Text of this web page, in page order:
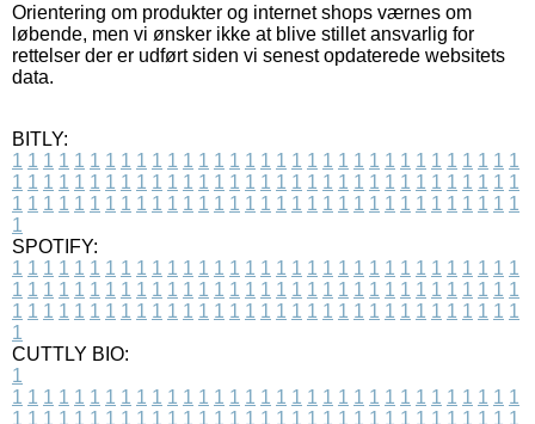
Orientering om produkter og internet shops værnes om
løbende, men vi ønsker ikke at blive stillet ansvarlig for
rettelser der er udført siden vi senest opdaterede websitets
data.
BITLY:
1 1 1 1 1 1 1 1 1 1 1 1 1 1 1 1 1 1 1 1 1 1 1 1 1 1 1 1 1 1 1 1 1
1 1 1 1 1 1 1 1 1 1 1 1 1 1 1 1 1 1 1 1 1 1 1 1 1 1 1 1 1 1 1 1 1
1 1 1 1 1 1 1 1 1 1 1 1 1 1 1 1 1 1 1 1 1 1 1 1 1 1 1 1 1 1 1 1 1
1
SPOTIFY:
1 1 1 1 1 1 1 1 1 1 1 1 1 1 1 1 1 1 1 1 1 1 1 1 1 1 1 1 1 1 1 1 1
1 1 1 1 1 1 1 1 1 1 1 1 1 1 1 1 1 1 1 1 1 1 1 1 1 1 1 1 1 1 1 1 1
1 1 1 1 1 1 1 1 1 1 1 1 1 1 1 1 1 1 1 1 1 1 1 1 1 1 1 1 1 1 1 1 1
1
CUTTLY BIO:
1
1 1 1 1 1 1 1 1 1 1 1 1 1 1 1 1 1 1 1 1 1 1 1 1 1 1 1 1 1 1 1 1 1
1 1 1 1 1 1 1 1 1 1 1 1 1 1 1 1 1 1 1 1 1 1 1 1 1 1 1 1 1 1 1 1 1